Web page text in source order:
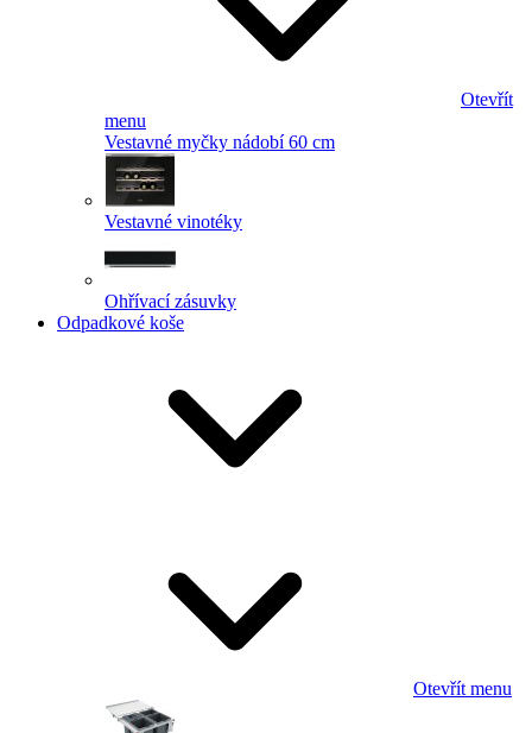
Otevřít
menu
Vestavné myčky nádobí 60 cm
Vestavné vinotéky
Ohřívací zásuvky
Odpadkové koše
Otevřít menu